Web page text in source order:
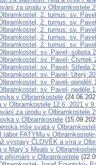
za úrodu v Olbramkostele
2. turnus: sv.
2. turnus: sv.
2. turnus: sv.
2. turnus: sv.
2. turnus: sv.
sv. Pavel- sobota
sv. Pavel- Čtvrtek
sv. Pavel- Středa
sv. Pavel- Úterý
sv. Pavel- pondělí
sv. Pavel- neděle
v Olbramkostele
v Olbramkostele 12.6. 2021 v
za úrodu v Olbramkostele
v Olbramkostele
mše svatá v
tábor FATYMu v
výstavy ČLOVĚK a víra v
o Mary´s Meals v
přijímání v Olbramkostele